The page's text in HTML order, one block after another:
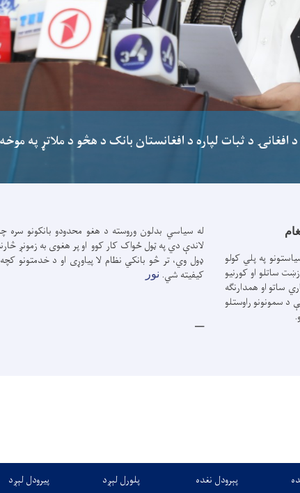
د افغانۍ د ثبات لپاره د افغانستان بانک د هڅو د ملاتړ په
په پلي کولو
ساتلو او کورنیو
ساتو او همدارنګه
سمونونو راوستلو
له سیاسي بدلون وروسته د هغو محدودو بانکونو سره
لاندې دي په ټول ځواک کار کوو او پر هغوی به زمونږ
ډول وي، تر څو بانکي نظام لا پیاوړی او د خدمتونو کچه
کیفیته شي. نور
پېرودل نغده پلورل لېږد پیرودل لېږد